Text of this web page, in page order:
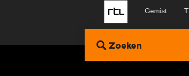
Gemist
Zoeken